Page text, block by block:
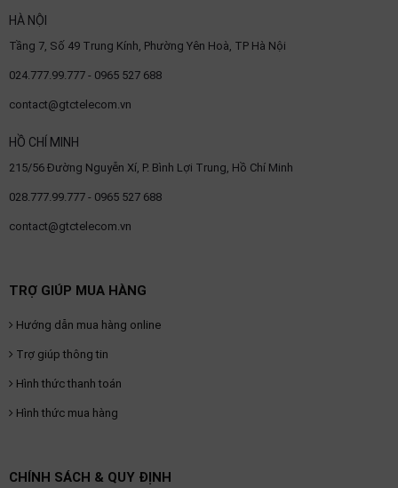
HÀ NỘI
Tầng 7, Số 49 Trung Kính, Phường Yên Hoà, TP Hà Nội
024.777.99.777 - 0965 527 688
contact@gtctelecom.vn
HỒ CHÍ MINH
215/56 Đường Nguyễn Xí, P. Bình Lợi Trung, Hồ Chí Minh
028.777.99.777 - 0965 527 688
contact@gtctelecom.vn
TRỢ GIÚP MUA HÀNG
Hướng dẫn mua hàng online
Trợ giúp thông tin
Hình thức thanh toán
Hình thức mua hàng
CHÍNH SÁCH & QUY ĐỊNH
Tiếng
việt
English